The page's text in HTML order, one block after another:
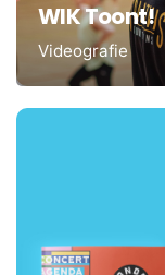
WIK Toont!
Videografie